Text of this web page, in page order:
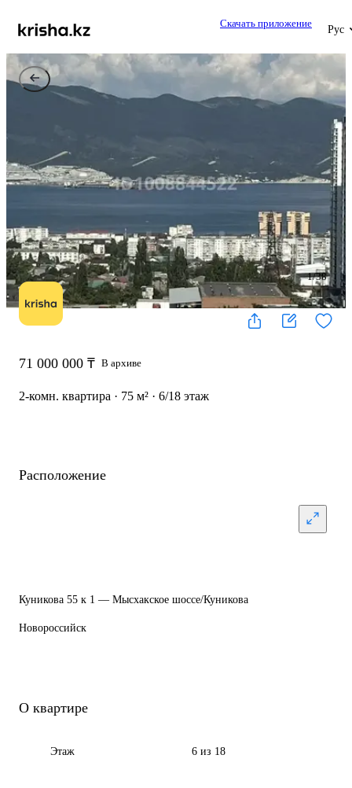
Скачать приложение
Рус
1/38
71 000 000 ₸ В архиве
2-комн. квартира · 75 м² · 6/18 этаж
Расположение
Куникова 55 к 1 — Мысхакское шоссе/Куникова
Новороссийск
О квартире
Этаж 6 из 18